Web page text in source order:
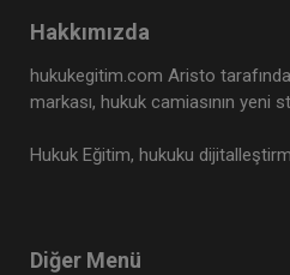
Hakkımızda
hukukegitim.com Aristo
markası, hukuk camiasının yeni
Hukuk Eğitim, hukuku
Diğer Menü